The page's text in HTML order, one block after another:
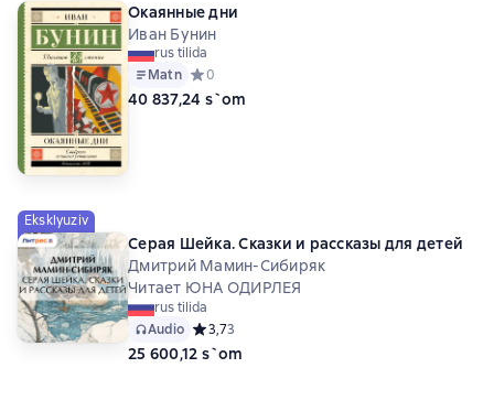
Окаянные дни
Иван Бунин
rus tilida
Matn Средний рейтинг 0 на основе 0 оценок
0
40 837,24 s`om
Eksklyuziv
Серая Шейка. Сказки и рассказы для детей
Дмитрий Мамин-Сибиряк
Читает ЮНА ОДИРЛЕЯ
rus tilida
Audio Средний рейтинг 3,7 на основе 3 оценок
3,73
25 600,12 s`om